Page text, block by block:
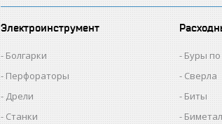
Электроинструмент
Болгарки
Перфораторы
Дрели
Станки
Буры
Сверла
Биты